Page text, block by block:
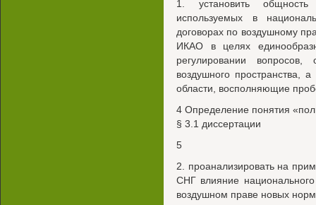
1. установить
используемых в
договорах по воздушному
ИКАО в целях
регулировании
воздушного пространства,
области, восполняющие
4 Определение понятия
§ 3.1 диссертации
5
2. проанализировать на
СНГ влияние
воздушном праве новых